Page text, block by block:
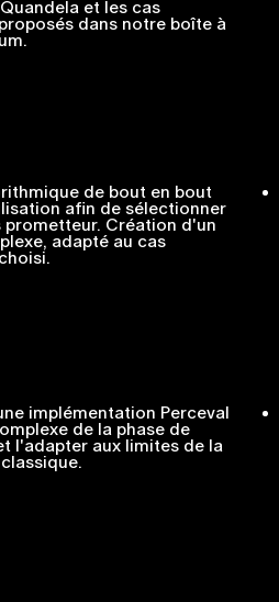
et les cas
dans notre boîte à
de bout en bout
afin de sélectionner
prometteur. Création d'un
adapté au cas
implémentation Perceval
de la phase de
l'adapter aux limites de la